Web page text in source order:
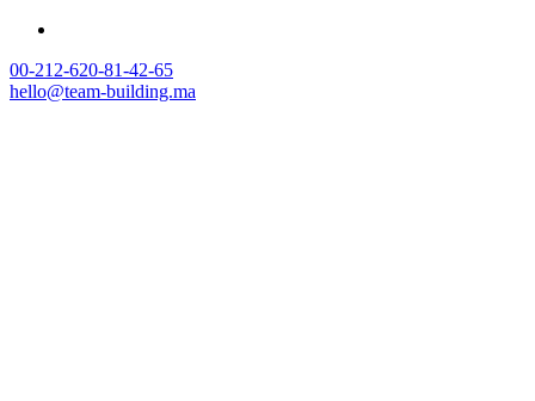
00-212-620-81-42-65
hello@team-building.ma